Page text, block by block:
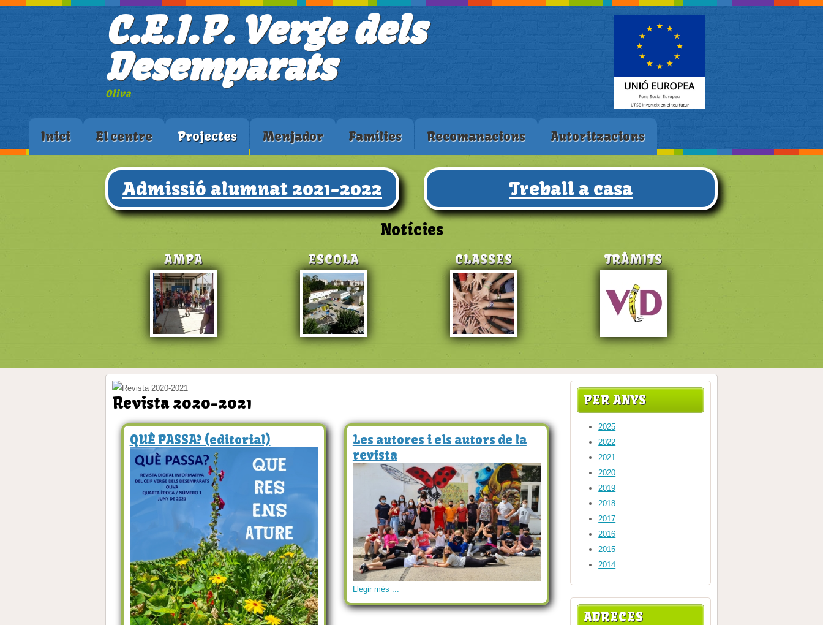
C.E.I.P. Verge dels
Desemparats
Oliva
Inici El centre Projectes Menjador Famílies Recomanacions Autoritzacions
Admissió alumnat 2021-2022 Treball a casa
Notícies
AMPA ESCOLA CLASSES TRÀMITS
Revista 2020-2021
QUÈ PASSA? (editorial)
Les autores i els autors de la
revista
Llegir més ...
PER ANYS
2025
2022
2021
2020
2019
2018
2017
2016
2015
2014
ADRECES